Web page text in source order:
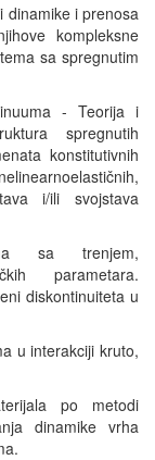
dinamike i prenosa
kompleksne
sa spregnutim
- Teorija i
spregnutih
konstitutivnih
i/ili svojstava
sa trenjem,
parametara.
diskontinuiteta u
u interakciji kruto,
po metodi
dinamike vrha